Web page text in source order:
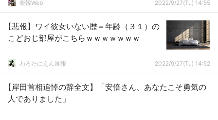
楽韓Web 2022/9/27(Tu) 14:55
【悲報】ワイ彼女いない歴＝年齢（３１）の
こどおじ部屋がこちらｗｗｗｗｗｗｗ
わろたにえん速報 2022/9/27(Tu) 14:52
【岸田首相追悼の辞全文】「安倍さん、あなたこそ勇気の
人でありました」